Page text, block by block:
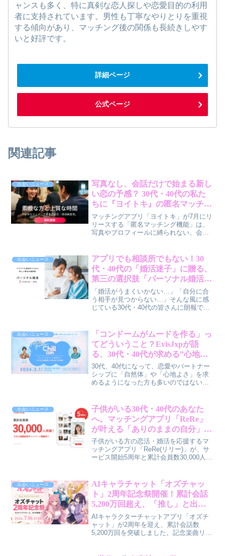
ャンスも多く、特に真剣な恋人探しや恋愛目的の利用
者に支持されています。男性も丁寧なやりとりを重視
する傾向があり、マッチング後の関係も長続きしやす
いと好評です。
詳細ページ
公式ページ
関連記事
出会いニュース
写真なし、会話だけで始まる新し
い恋の予感？ 30代・40代の私た
ちに『ヨイトキ』の匿名マッチン
グがもたらす可能性
マッチングアプリ「ヨイトキ」が7月にリ
リースする「匿名マッチング機能」は、
写真やプロフィールに縛られない、会話
視したいと願う30代・40代の男女にとっ
て、この新機能がどのような可能性を開
くのか、賢作が解説します。
出会いニュース
アプリでも相談所でもない！30
代・40代の「婚活迷子」に贈る、
第三の選択肢「パーソナル婚活
naco-do」の魅力とは？
「婚活がうまくいかない…」「自分に合
う相手が見つからない…」そんな風に感
じている30代・40代の皆さんに朗報で
をした「第三の婚活」が誕生しました。
オンライン婚活サービス「naco-do」が、
「パーソナル婚活」としてブランドを刷
新。今回は、新しい婚活の選択肢「パー
ソナル婚活 naco-do」が、なぜ今注目さ
れているのか、その魅力と賢作目線での
本音を深掘りしていきます。
出会いニュース
「コンドームがムードを作る」っ
てどういうこと？EvisJxpが語
る、30代・40代が求める”心地よ
い”パートナーシップの新常識
30代、40代になって、恋愛やパートナー
シップに「自然体」や「心地よさ」を求
めるようになった方も多いのではないで
するヒントが見つかるトークイベント
が、2026年3月1日（日）に東京で開催さ
れます。ゲストには人気
YouTuber「EvisJxp」のフジ氏と森山氏
が登壇し、新商品「Chillcon」の発売を記
念して、コンドームとムードの関係性、
そして現代のパートナーシップについて
本音で語り合います。抽選で30組（最大
ぜひお見逃しなく。
出会いニュース
子供がいる30代・40代のあなた
へ。マッチングアプリ「ReRe」
が叶える「ありのままの自分」で
出会う喜び
子供がいる方の恋活・婚活を応援するマ
ッチングアプリ「ReRe(リリー)」が、サ
ービス開始5周年と累計会員数30,000人突
あなたに、ReReが提供する安心の出会い
について、賢作が男性目線で解説しま
す。
出会いニュース
AIキャラチャット「オズチャッ
ト」2周年記念祭開催！累計会話
5,200万回超え、「推し」と出会
う新たな世界
AIキャラクターチャットアプリ「オズチ
ャット」が2周年を迎え、累計会話数
5,200万回を突破しました。記念楽曲リリ